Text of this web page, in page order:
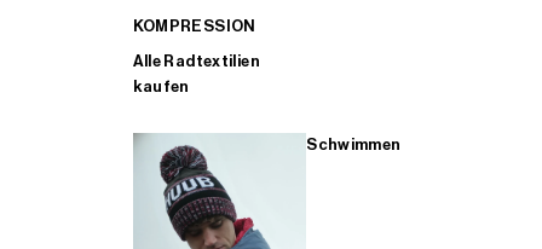
KOMPRESSION
Alle Radtextilien
kaufen
Schwimmen